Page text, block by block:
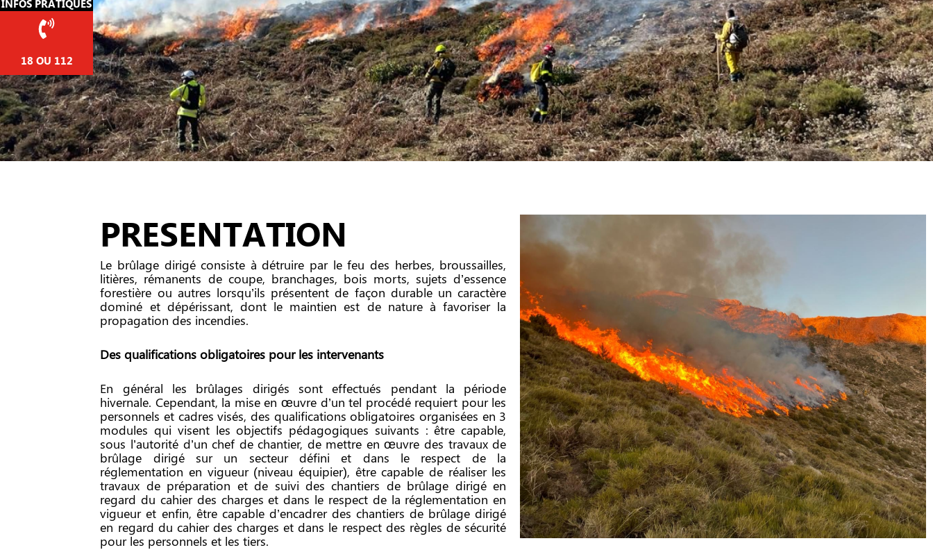
INFOS PRATIQUES
18 OU 112
PRESENTATION
Le brûlage dirigé consiste à détruire par le feu des herbes, broussailles,
litières, rémanents de coupe, branchages, bois morts, sujets d’essence
forestière ou autres lorsqu’ils présentent de façon durable un caractère
dominé et dépérissant, dont le maintien est de nature à favoriser la
propagation des incendies.
Des qualifications obligatoires pour les intervenants
En général les brûlages dirigés sont effectués pendant la période
hivernale. Cependant, la mise en œuvre d’un tel procédé requiert pour les
personnels et cadres visés, des qualifications obligatoires organisées en 3
modules qui visent les objectifs pédagogiques suivants : être capable,
sous l’autorité d’un chef de chantier, de mettre en œuvre des travaux de
brûlage dirigé sur un secteur défini et dans le respect de la
réglementation en vigueur (niveau équipier), être capable de réaliser les
travaux de préparation et de suivi des chantiers de brûlage dirigé en
regard du cahier des charges et dans le respect de la réglementation en
vigueur et enfin, être capable d’encadrer des chantiers de brûlage dirigé
en regard du cahier des charges et dans le respect des règles de sécurité
pour les personnels et les tiers.